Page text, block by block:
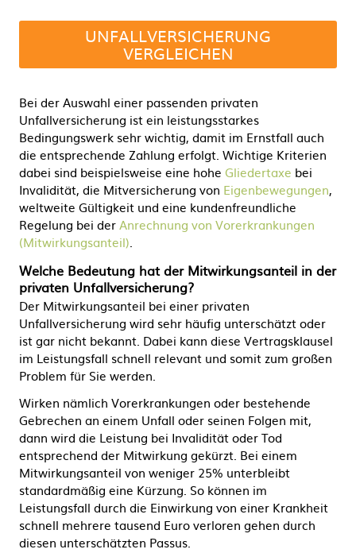
UNFALLVERSICHERUNG
VERGLEICHEN
Bei der Auswahl einer passenden privaten
Unfallversicherung ist ein leistungsstarkes
Bedingungswerk sehr wichtig, damit im Ernstfall auch
die entsprechende Zahlung erfolgt. Wichtige Kriterien
dabei sind beispielsweise eine hohe Gliedertaxe bei
Invalidität, die Mitversicherung von Eigenbewegungen,
weltweite Gültigkeit und eine kundenfreundliche
Regelung bei derAnrechnung von Vorerkrankungen
(Mitwirkungsanteil).
Welche Bedeutung hat der Mitwirkungsanteil in der
privaten Unfallversicherung?
Der Mitwirkungsanteil bei einer privaten
Unfallversicherung wird sehr häufig unterschätzt oder
ist gar nicht bekannt. Dabei kann diese Vertragsklausel
im Leistungsfall schnell relevant und somit zum großen
Problem für Sie werden.
Wirken nämlich Vorerkrankungen oder bestehende
Gebrechen an einem Unfall oder seinen Folgen mit,
dann wird die Leistung bei Invalidität oder Tod
entsprechend der Mitwirkung gekürzt. Bei einem
Mitwirkungsanteil von weniger 25% unterbleibt
standardmäßig eine Kürzung. So können im
Leistungsfall durch die Einwirkung von einer Krankheit
schnell mehrere tausend Euro verloren gehen durch
diesen unterschätzten Passus.